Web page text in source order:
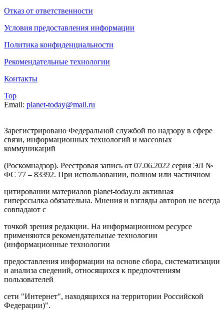
Отказ от ответственности
Условия предоставления информации
Политика конфиденциальности
Рекомендательные технологии
Контакты
Top
Email: planet-today@mail.ru
Зарегистрировано Федеральной службой по надзору в сфере
связи, информационных технологий и массовых
коммуникаций
(Роскомнадзор). Реестровая запись от 07.06.2022 серия ЭЛ №
ФС 77 – 83392. При использовании, полном или частичном
цитировании материалов planet-today.ru активная
гиперссылка обязательна. Мнения и взгляды авторов не всегда
совпадают с
точкой зрения редакции. На информационном ресурсе
применяются рекомендательные технологии
(информационные технологии
предоставления информации на основе сбора, систематизации
и анализа сведений, относящихся к предпочтениям
пользователей
сети "Интернет", находящихся на территории Российской
Федерации)".